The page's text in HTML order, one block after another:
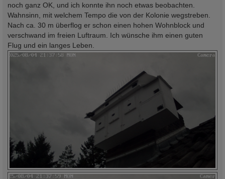
noch ganz OK, und ich konnte ihn noch etwas beobachten.
Wahnsinn, mit welchem Tempo die von der Kolonie wegstreben.
Nach ca. 30 m überflog er schon einen hohen Wohnblock und
verschwand im freien Luftraum. Ich wünsche ihm einen guten
Flug und ein langes Leben.